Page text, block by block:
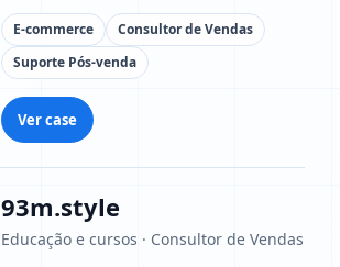
E-commerce
Consultor de Vendas
Suporte Pós-venda
Ver case
93m.style
Educação e cursos · Consultor de Vendas